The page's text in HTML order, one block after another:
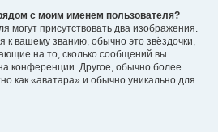
с моим именем пользователя?
могут присутствовать два изображения.
к вашему званию, обычно это звёздочки,
на то, сколько сообщений вы
конференции. Другое, обычно более
как «аватара» и обычно уникально для